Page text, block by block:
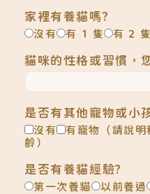
家裡有養貓嗎?
沒有 有 1 隻 有 2
貓咪的性格或習慣，
是否有其他寵物或小
沒有 有寵物（請說明
齡）
是否有養貓經驗?
第一次養貓 以前養過